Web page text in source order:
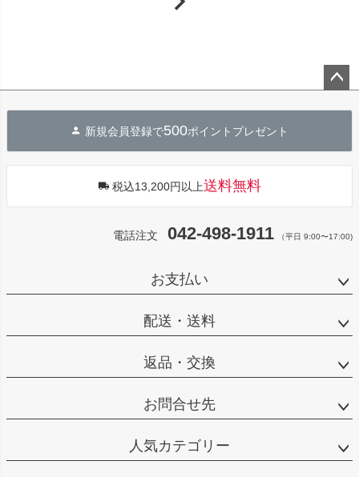
へ
新規会員登録で500ポイントプレゼント
税込13,200円以上送料無料
電話注文 042-498-1911 （平日 9:00〜17:00)
お支払い
配送・送料
返品・交換
お問合せ先
人気カテゴリー